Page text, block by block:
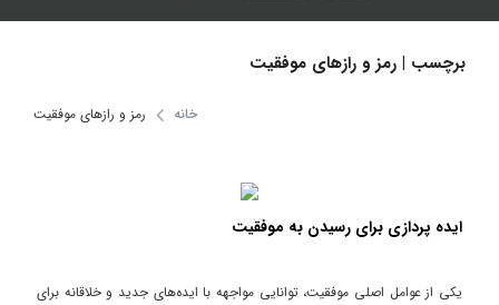
برچسب | رمز و رازهای موفقیت
خانه رمز و رازهای موفقیت
ایده پردازی برای رسیدن به موفقیت
یکی از عوامل اصلی موفقیت، توانایی مواجهه با ایده‌های جدید و خلاقانه برای